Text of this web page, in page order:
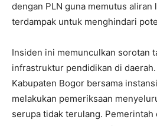
dengan PLN guna memutus aliran
terdampak untuk menghindari
Insiden ini memunculkan sorotan
infrastruktur pendidikan di
Kabupaten Bogor bersama
melakukan pemeriksaan
serupa tidak terulang. Pemerintah